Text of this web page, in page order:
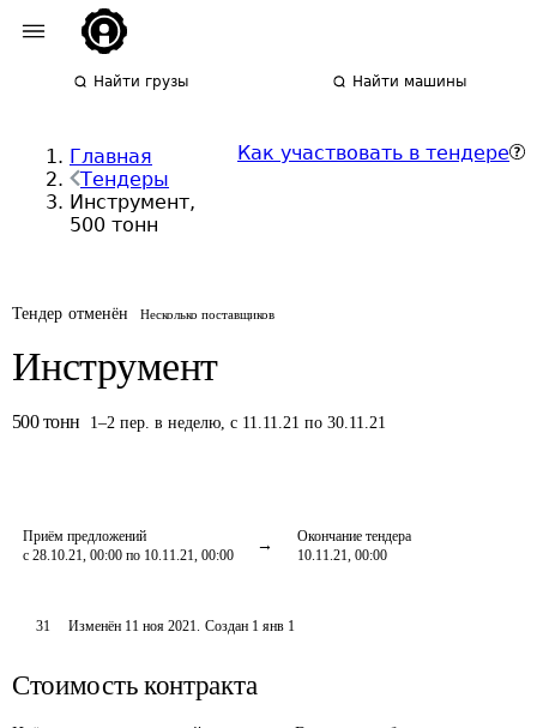
Найти грузы Найти машины
Главная
Тендеры
Инструмент,
500 тонн
Как участвовать в тендере
Тендер отменён Несколько поставщиков
Инструмент
500 тонн 1–2 пер. в неделю, с 11.11.21 по 30.11.21
Приём предложений
с 28.10.21, 00:00 по 10.11.21, 00:00
Окончание тендера
10.11.21, 00:00
31 Изменён 11 ноя 2021. Создан 1 янв 1
Стоимость контракта